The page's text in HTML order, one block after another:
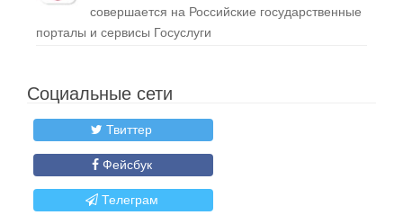
совершается на Российские государственные
порталы и сервисы Госуслуги
Социальные сети
Твиттер
Фейсбук
Телеграм